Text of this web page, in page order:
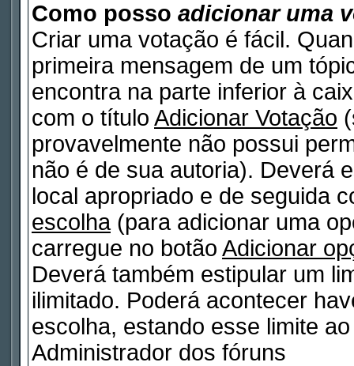
Como posso adicionar uma
Criar uma votação é fácil.
primeira mensagem de um
encontra na parte inferior à
com o título Adicionar Votação
provavelmente não possui
não é de sua autoria). Deverá
local apropriado e de seguida
escolha(para adicionar uma
carregue no botão Adicionar
Deverá também estipular um
ilimitado. Poderá acontecer
escolha, estando esse limite
Administrador dos fóruns